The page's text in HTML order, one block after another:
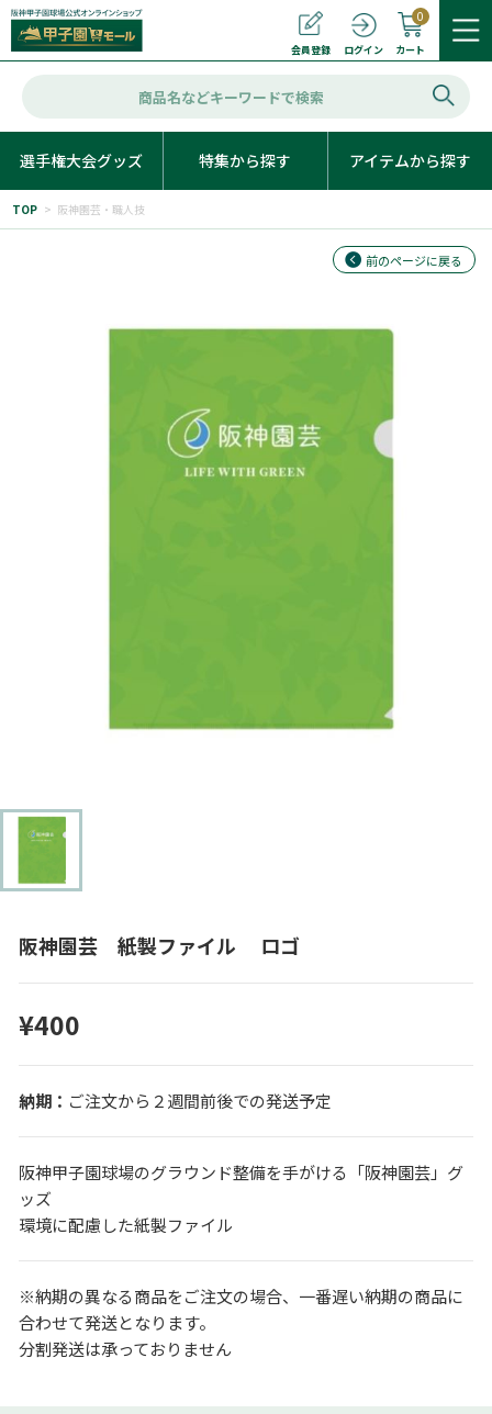
会員登録 ログイン カート
0
選手権大会グッズ 特集から探す アイテムから探す
TOP > 阪神園芸・職人技
前のページに戻る
阪神園芸 紙製ファイル ロゴ
¥400
ご注文から２週間前後での発送予定
阪神甲子園球場のグラウンド整備を手がける「阪神園芸」グ
ッズ
環境に配慮した紙製ファイル
※納期の異なる商品をご注文の場合、一番遅い納期の商品に
合わせて発送となります。
分割発送は承っておりません